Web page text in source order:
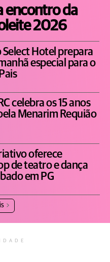
encontro da
2026
Select Hotel prepara
especial para o
celebra os 15 anos
Menarim Requião
oferece
de teatro e dança
em PG